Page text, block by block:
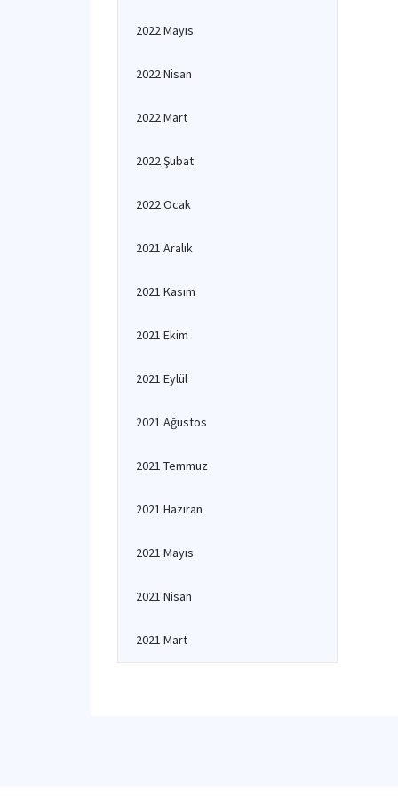
2022 Mayıs
2022 Nisan
2022 Mart
2022 Şubat
2022 Ocak
2021 Aralık
2021 Kasım
2021 Ekim
2021 Eylül
2021 Ağustos
2021 Temmuz
2021 Haziran
2021 Mayıs
2021 Nisan
2021 Mart